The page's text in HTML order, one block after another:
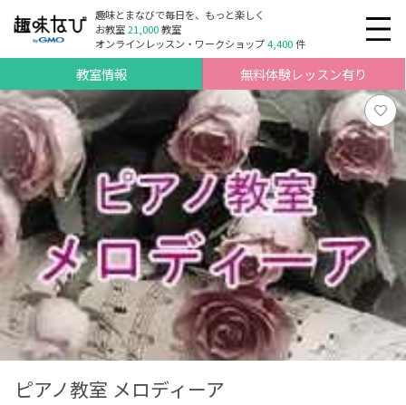
趣味とまなびで毎日を、もっと楽しく
お教室21,000教室
オンラインレッスン・ワークショップ4,400件
教室情報 無料体験レッスン有り
ピアノ教室 メロディーア